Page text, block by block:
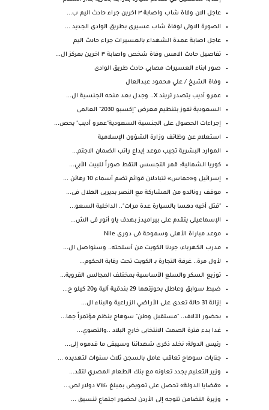
عاجل الان وفاة شاب واصابة ٣ اخرين جراء حادث اليم ب...
الصورة الاولى لوفاة شاب عسيرى بطريق الوادى الجديد ...
عاجل اصابة عمدة الشهداء بالعسيرات جراء حادث اليم
تفاصيل حادث الامس وفاة شخص واصابة ٣ اخرين بمركز ال...
صور ابناء العسيرات مصابي حادث طريق الوادى
وفاة الشيخ / علي محمود عبدالعال
عمرو أديب يتصدر تريند X.. وجدل بعد منحه الجنسية ال...
السعودية تفوز بتنظيم معرض "إكسبو 2030" العالمى
إجراءات الحصول على الجنسية السعودية"عمرو أديب" يحص...
استعلام عن وظائف وزارة الشؤون الإسلامية
الموارد البشرية تجيب موعد إيداع راتب الضمان الاجتم...
كوريا الشمالية: قمر التجسس التقط صوراً للبيت الأبي...
إسرائيل و«حماس» تتبادلان قوائم تضم أسماء 10 رهائن ...
موقف رونالدو من المشاركة مع النصر بديربى الهلال فى...
"قتل أخيه دهسا بالسيارة عدة مرات".. الداخلية السعو...
الإسماعيلى يتقدم على بيراميدز بهدف ياو أنور فى الش...
موعد مباراة الأهلى وسموحة فى دورى Nile
مدرب الكهرباء: جردنا الكويت من أسلحته.. وسنواصل ال...
لأول مرة.. غرفة التجارة بـ الكويت تحت رقابة الحكوم...
توزيع السكر والسلع الأساسية بمختلف المجالس القروية...
ضبط سوابق وعاطل بحوزتهما 29 بندقية آلية و20 كيلو ح...
إزالة 31 حالة تعدى على الأراضي الزراعية والبناء ال...
بحضور الآلاف.. "مستقبل وطن" سوهاج ينظم مؤتمراً جما...
غدا بدء فترة الصمت الانتخابى خارج البلاد ..والتصوي...
رئيس الدولة: نخلد ذكرى شهدائنا وسيبقى ما قدموه إلى...
جنايات سوهاج تعاقب عامل بالسجن ثلاث سنوات لتهديده ...
وزير التعليم يجدد تعاونه مع بنك الطعام المصري لتقد...
«قضايا الدولة» تحصل على تعويض بمبلغ ٧٦١٤٠ دولار لص...
وزيرة التضامن تتوجه إلى الأردن لحضور اجتماع تنسيق ...